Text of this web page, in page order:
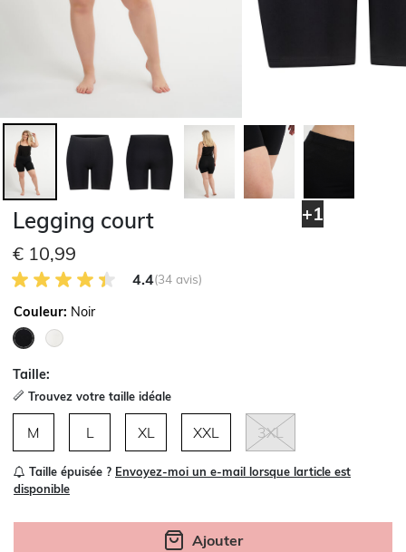
+1
Legging court
€ 10,99
4.4 sur 5 avis des clients
4.4(34 avis)
Couleur: Noir
Taille:
Trouvez votre taille idéale
M L XL XXL 3XL
Taille épuisée ? Envoyez-moi un e-mail lorsque larticle est
disponible
Ajouter